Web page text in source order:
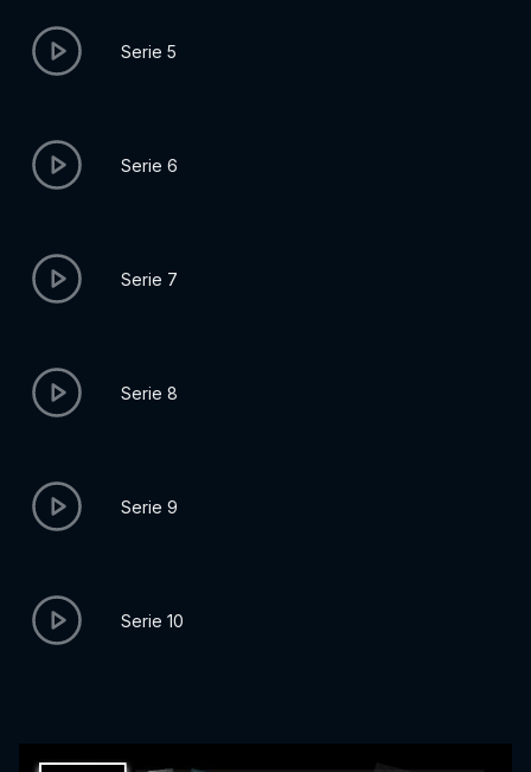
Serie 5
Serie 6
Serie 7
Serie 8
Serie 9
Serie 10